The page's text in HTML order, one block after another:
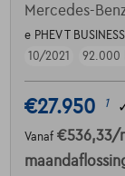
Mercedes-
e PHEV T
10/2021
92.000
€27.950 1
Vanaf €536,33/